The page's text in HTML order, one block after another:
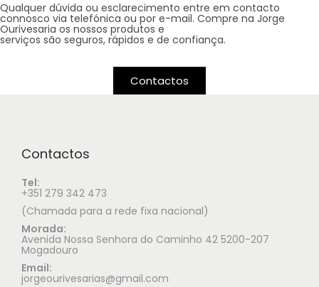
Qualquer dúvida ou esclarecimento entre em contacto
connosco via telefónica ou por e-mail. Compre na Jorge
Ourivesaria os nossos produtos e
serviços são seguros, rápidos e de confiança.
Contactos
Contactos
Tel:
+351 279 342 473
(Chamada para a rede fixa nacional)
Morada:
Avenida Nossa Senhora do Caminho 42 5200-207
Mogadouro
Email:
jorgeourivesarias@gmail.com